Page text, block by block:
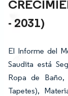
- 2031)
El Informe del
Saudita está
Ropa de
Tapetes),